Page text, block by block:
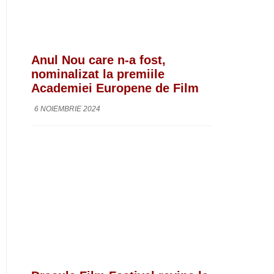
Anul Nou care n-a fost,
nominalizat la premiile
Academiei Europene de Film
6 NOIEMBRIE 2024